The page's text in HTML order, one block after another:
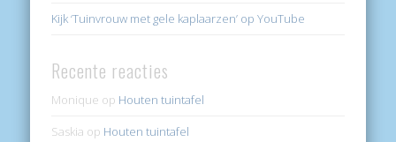
Kijk ‘Tuinvrouw met gele kaplaarzen’ op YouTube
Recente reacties
Monique op Houten tuintafel
Saskia op Houten tuintafel